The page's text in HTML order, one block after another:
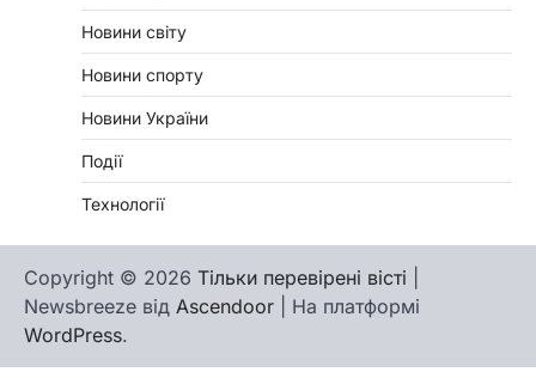
Новини світу
Новини спорту
Новини України
Події
Технології
Copyright © 2026 Тільки перевірені вісті
Newsbreeze від Ascendoor | На платформі
WordPress.